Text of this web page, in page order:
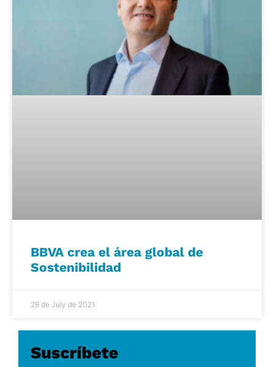
BBVA crea el área global de
Sostenibilidad
29 de July de 2021